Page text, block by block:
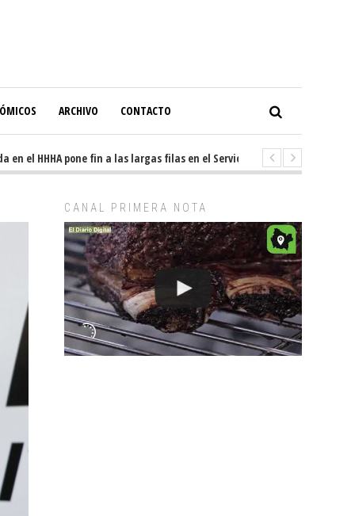
ARCHIVO CONTACTO
HHHA pone fin a las largas filas en el Servicio de Imagenología
CANAL PRIMERA NOTA